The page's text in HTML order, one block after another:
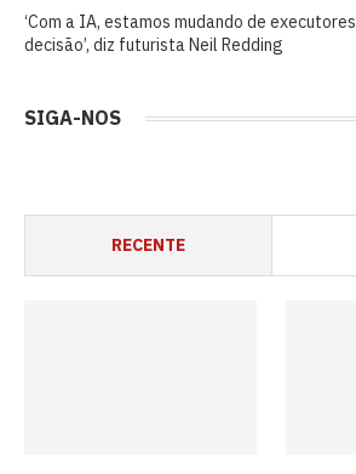
‘Com a IA, estamos mudando de
decisão’, diz futurista Neil Redding
SIGA-NOS
RECENTE